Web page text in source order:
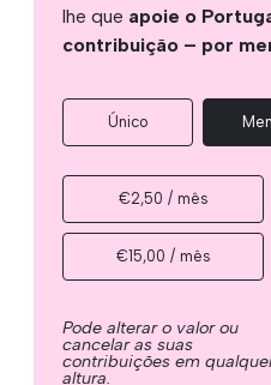
lhe que apoie o
contribuição – por
Único
€2,50 / mês
€15,00 / mês
Pode alterar o valor ou
cancelar as suas
contribuições em
altura.